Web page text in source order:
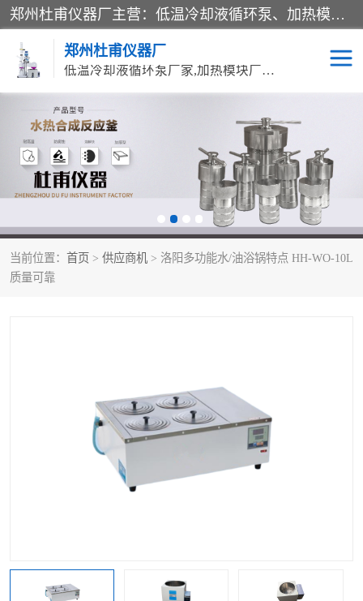
郑州杜甫仪器厂主营：低温冷却液循环泵、加热模块、水热合成反应釜、水油浴锅、旋转蒸发器、循环水真空泵等产品。郑州杜甫仪器厂在众多的教学仪器行业中依靠科技力量扬长避短、迅速发展，成为国家教委*生产教学仪器的厂家，产品具有国内良好水平，主导产品通过ISO9002质量认证。
郑州杜甫仪器厂
低温冷却液循环泵厂家,加热模块厂家,水热合成反应釜厂家,水油浴锅厂家,旋转蒸发器厂家
当前位置： 首页 > 供应商机 > 洛阳多功能水/油浴锅特点 HH-WO-10L
质量可靠
循环水真空泵厂家 水热合成反应釜厂家
低温冷却液循环泵厂家 加热模块厂家
气流烘干器
旋转蒸发器厂家 双层玻璃反应釜10L
单层玻璃反应釜 低温恒温反应浴槽
电动搅拌器